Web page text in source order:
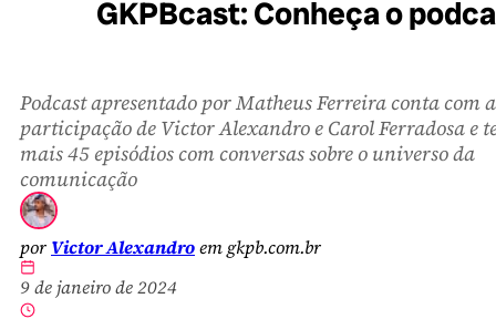
GKPBcast: Conheça o
Podcast apresentado por Matheus Ferreira conta com a
participação de Victor Alexandro e Carol Ferradosa e
mais 45 episódios com conversas sobre o universo da
comunicação
por Victor Alexandroem gkpb.com.br
9 de janeiro de 2024